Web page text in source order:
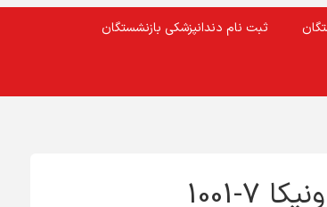
ثبت نام دندانپزشکی بازنشستگان